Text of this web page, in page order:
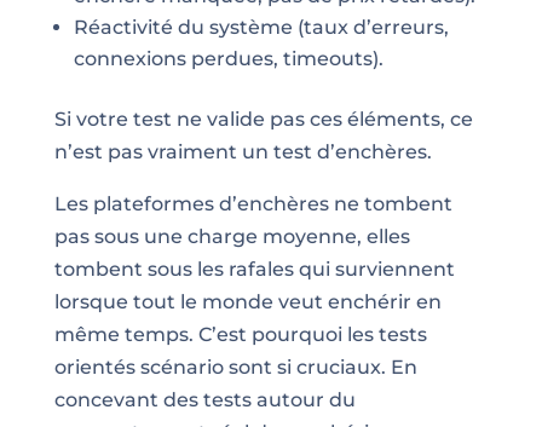
Réactivité du système (taux d’erreurs,
connexions perdues, timeouts).
Si votre test ne valide pas ces éléments, ce
n’est pas vraiment un test d’enchères.
Les plateformes d’enchères ne tombent
pas sous une charge moyenne, elles
tombent sous les rafales qui surviennent
lorsque tout le monde veut enchérir en
même temps. C’est pourquoi les tests
orientés scénario sont si cruciaux. En
concevant des tests autour du